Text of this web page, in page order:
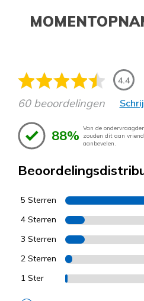
4.4
60 beoordelingen
88% Van de ondervraagden
zouden dit aan
aanbevelen.
5 Sterren
4 Sterren
3 Sterren
2 Sterren
1 Ster